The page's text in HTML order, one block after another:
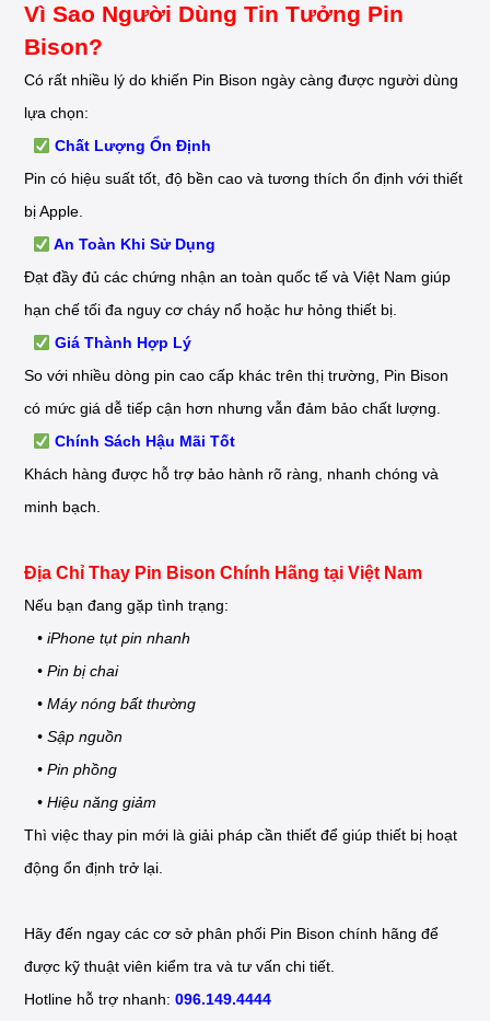
Vì Sao Người Dùng Tin Tưởng Pin
Bison?
Có rất nhiều lý do khiến Pin Bison ngày càng được người dùng
lựa chọn:
Chất Lượng Ổn Định
Pin có hiệu suất tốt, độ bền cao và tương thích ổn định với thiết
bị Apple.
An Toàn Khi Sử Dụng
Đạt đầy đủ các chứng nhận an toàn quốc tế và Việt Nam giúp
hạn chế tối đa nguy cơ cháy nổ hoặc hư hỏng thiết bị.
Giá Thành Hợp Lý
So với nhiều dòng pin cao cấp khác trên thị trường, Pin Bison
có mức giá dễ tiếp cận hơn nhưng vẫn đảm bảo chất lượng.
Chính Sách Hậu Mãi Tốt
Khách hàng được hỗ trợ bảo hành rõ ràng, nhanh chóng và
minh bạch.
Địa Chỉ Thay Pin Bison Chính Hãng tại Việt Nam
Nếu bạn đang gặp tình trạng:
• iPhone tụt pin nhanh
• Pin bị chai
• Máy nóng bất thường
• Sập nguồn
• Pin phồng
• Hiệu năng giảm
Thì việc thay pin mới là giải pháp cần thiết để giúp thiết bị hoạt
động ổn định trở lại.
Hãy đến ngay các cơ sở phân phối Pin Bison chính hãng để
được kỹ thuật viên kiểm tra và tư vấn chi tiết.
Hotline hỗ trợ nhanh:096.149.4444